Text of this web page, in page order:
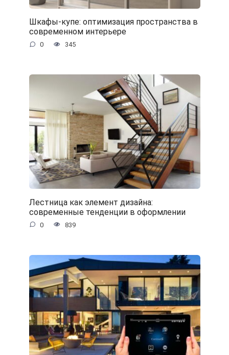
Шкафы-купе: оптимизация пространства в
современном интерьере
0 345
Лестница как элемент дизайна:
современные тенденции в оформлении
0 839